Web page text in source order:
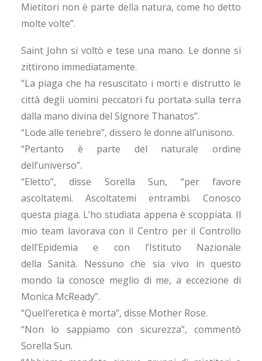
Mietitori non è parte della natura, come ho detto
molte volte”.
Saint John si voltò e tese una mano. Le donne si
zittirono immediatamente.
“La piaga che ha resuscitato i morti e distrutto le
città degli uomini peccatori fu portata sulla terra
dalla mano divina del Signore Thanatos”.
“Lode alle tenebre”, dissero le donne all’unisono.
“Pertanto è parte del naturale ordine
dell’universo”.
“Eletto”, disse Sorella Sun, “per favore
ascoltatemi. Ascoltatemi entrambi. Conosco
questa piaga. L’ho studiata appena è scoppiata. Il
mio team lavorava con il Centro per il Controllo
dell’Epidemia e con l’Istituto Nazionale
della Sanità. Nessuno che sia vivo in questo
mondo la conosce meglio di me, a eccezione di
Monica McReady”.
“Quell’eretica è morta”, disse Mother Rose.
“Non lo sappiamo con sicurezza”, commentò
Sorella Sun.